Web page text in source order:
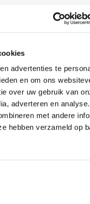
advertenties te
en om ons
over uw gebruik van
adverteren en
met andere
hebben verzameld op